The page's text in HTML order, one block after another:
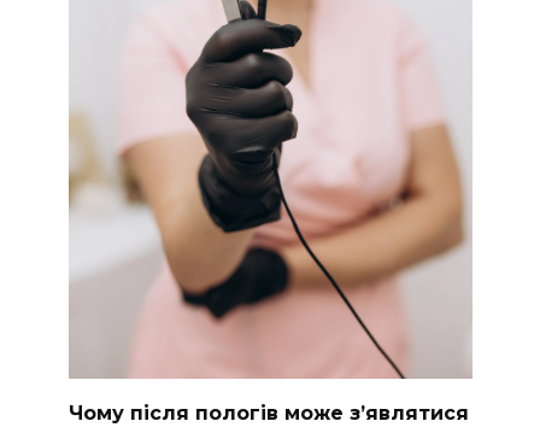
Чому після пологів може з’являтися